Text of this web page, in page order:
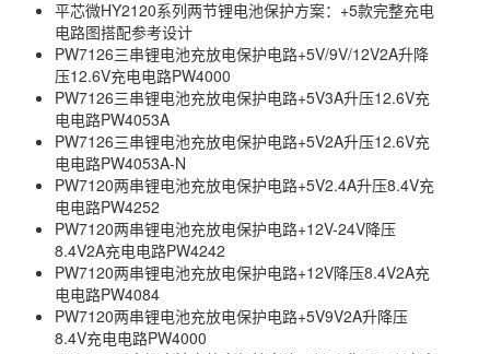
平芯微HY2120系列两节锂电池保护方案：+5款完整充电
电路图搭配参考设计
PW7126三串锂电池充放电保护电路+5V/9V/12V2A升降
压12.6V充电电路PW4000
PW7126三串锂电池充放电保护电路+5V3A升压12.6V充
电电路PW4053A
PW7126三串锂电池充放电保护电路+5V2A升压12.6V充
电电路PW4053A-N
PW7120两串锂电池充放电保护电路+5V2.4A升压8.4V充
电电路PW4252
PW7120两串锂电池充放电保护电路+12V-24V降压
8.4V2A充电电路PW4242
PW7120两串锂电池充放电保护电路+12V降压8.4V2A充
电电路PW4084
PW7120两串锂电池充放电保护电路+5V9V2A升降压
8.4V充电电路PW4000